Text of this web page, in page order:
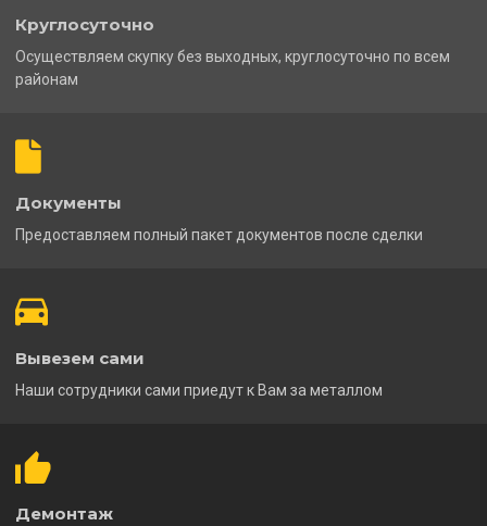
Круглосуточно
Осуществляем скупку без выходных, круглосуточно по всем
районам
Документы
Предоставляем полный пакет документов после сделки
Вывезем сами
Наши сотрудники сами приедут к Вам за металлом
Демонтаж